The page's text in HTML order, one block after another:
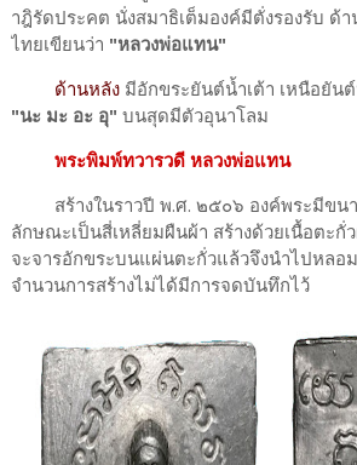
าฎิรัดประคต นั่งสมาธิเต็มองค์มีตั่งรองรับ ด้
ไทยเขียนว่า "หลวงพ่อแทน"
ด้านหลังมีอักขระยันต์น้ำเต้า เหนือยัน
"นะ มะ อะ อุ" บนสุดมีตัวอุนาโลม
พระพิมพ์ทวารวดี หลวงพ่อแทน
สร้างในราวปี พ.ศ. ๒๕๐๖ องค์พระมีขน
ลักษณะเป็นสี่เหลี่ยมผืนผ้า สร้างด้วยเนื้อตะกั่
จะจารอักขระบนแผ่นตะกั่วแล้วจึงนำไปหล
จำนวนการสร้างไม่ได้มีการจดบันทึกไว้